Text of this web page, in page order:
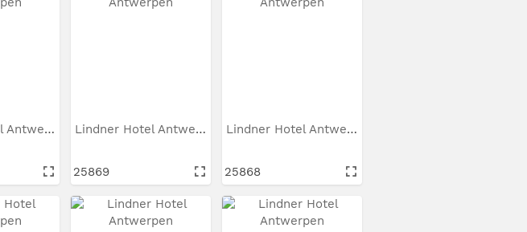
Lindner Hotel Antwerpen Lindner Hotel Antwerpen
25869
Lindner Hotel Antwerpen
25868